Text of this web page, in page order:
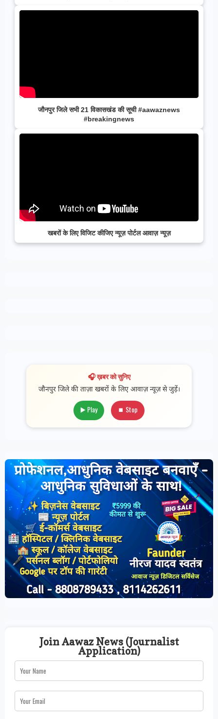
जौनपुर जिले सभी 21 विकासखंड की सूची #aawaznews
#breakingnews
खबरों के लिए विजिट कीजिए न्यूज़ पोर्टल आवाज़ न्यूज़
🎧 ख़बर को सुनिए
जौनपुर जिले की ताज़ा खबरों के लिए आवाज़ न्यूज़ से जुड़ें।
▶️ Play ⏹ Stop
Join Aawaz News (Journalist
Application)